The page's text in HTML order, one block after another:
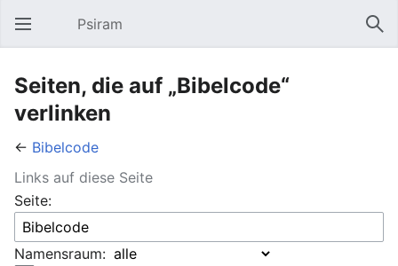
Hauptmenü öffnen Psiram
Seiten, die auf „Bibelcode“
verlinken
← Bibelcode
Links auf diese Seite
Seite:
Namensraum: